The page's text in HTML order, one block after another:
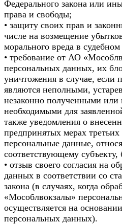
Федерального закона или
права и свободы;
• защиту своих прав и
числе на возмещение
морального вреда в
• требование от АО
персональных данных, их
уничтожения в случае, если
являются неполными,
незаконно полученными или
необходимыми для
также уведомления о
предпринятых мерах
персональные данные,
соответствующему
• отзыв своего согласия на
данных в соответствии со
закона (в случаях, когда
«Мособлвокзалы»
осуществляется на
персональных данных).